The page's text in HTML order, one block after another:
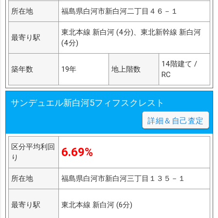
所在地 福島県白河市新白河二丁目４６－１
最寄り駅
東北本線 新白河 (4分)、東北新幹線 新白河
(4分)
築年数 19年 地上階数
14階建て /
RC
サンデュエル新白河5フィフスクレスト
詳細＆自己査定
区分平均利回
り
6.69%
所在地 福島県白河市新白河三丁目１３５－１
最寄り駅 東北本線 新白河 (6分)